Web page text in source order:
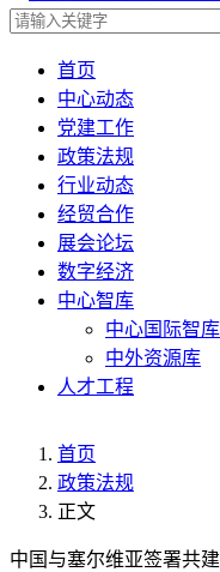
首页
中心动态
党建工作
政策法规
行业动态
经贸合作
展会论坛
数字经济
中心智库
中心国际智库
中外资源库
人才工程
首页
政策法规
正文
中国与塞尔维亚签署共